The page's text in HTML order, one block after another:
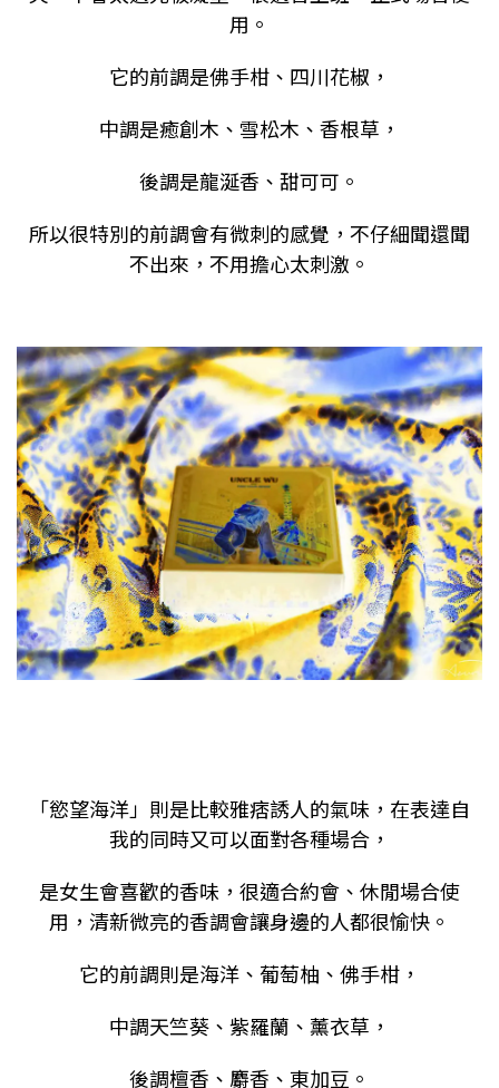
用。
它的前調是佛手柑、四川花椒，
中調是癒創木、雪松木、香根草，
後調是龍涎香、甜可可。
所以很特別的前調會有微刺的感覺，不仔細聞還聞
不出來，不用擔心太刺激。
「慾望海洋」則是比較雅痞誘人的氣味，在表達自
我的同時又可以面對各種場合，
是女生會喜歡的香味，很適合約會、休閒場合使
用，清新微亮的香調會讓身邊的人都很愉快。
它的前調則是海洋、葡萄柚、佛手柑，
中調天竺葵、紫羅蘭、薰衣草，
後調檀香、麝香、東加豆。